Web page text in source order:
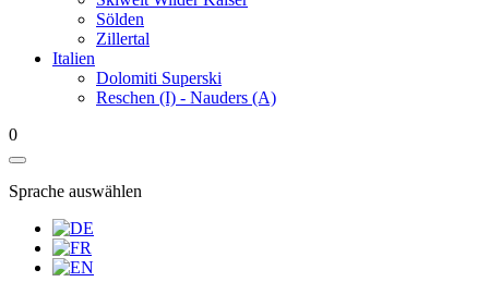
Sölden
Zillertal
Italien
Dolomiti Superski
Reschen (I) - Nauders (A)
0
Sprache auswählen